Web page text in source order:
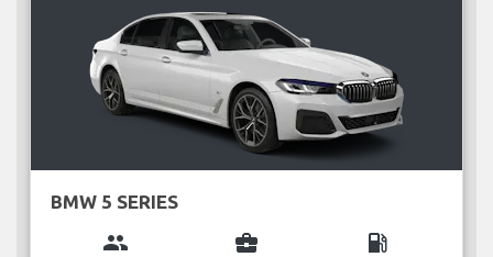
BMW 5 SERIES
group business_center local_gas_station